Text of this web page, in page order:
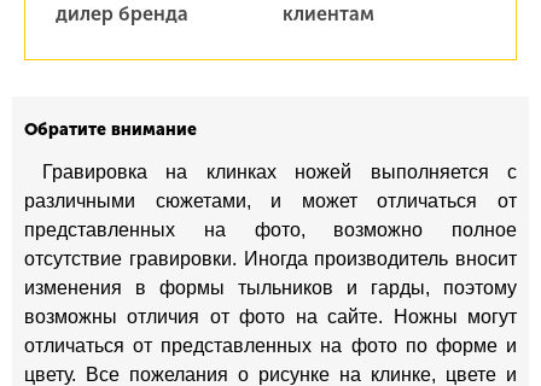
дилер бренда
клиентам
Обратите внимание
Гравировка на клинках ножей выполняется с
различными сюжетами, и может отличаться от
представленных на фото, возможно полное
отсутствие гравировки. Иногда производитель вносит
изменения в формы тыльников и гарды, поэтому
возможны отличия от фото на сайте. Ножны могут
отличаться от представленных на фото по форме и
цвету. Все пожелания о рисунке на клинке, цвете и